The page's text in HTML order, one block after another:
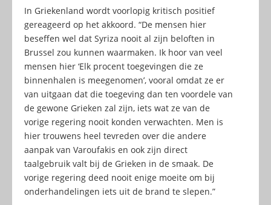
In Griekenland wordt voorlopig kritisch positief
gereageerd op het akkoord. “De mensen hier
beseffen wel dat Syriza nooit al zijn beloften in
Brussel zou kunnen waarmaken. Ik hoor van veel
mensen hier ‘Elk procent toegevingen die ze
binnenhalen is meegenomen’, vooral omdat ze er
van uitgaan dat die toegeving dan ten voordele van
de gewone Grieken zal zijn, iets wat ze van de
vorige regering nooit konden verwachten. Men is
hier trouwens heel tevreden over die andere
aanpak van Varoufakis en ook zijn direct
taalgebruik valt bij de Grieken in de smaak. De
vorige regering deed nooit enige moeite om bij
onderhandelingen iets uit de brand te slepen.”